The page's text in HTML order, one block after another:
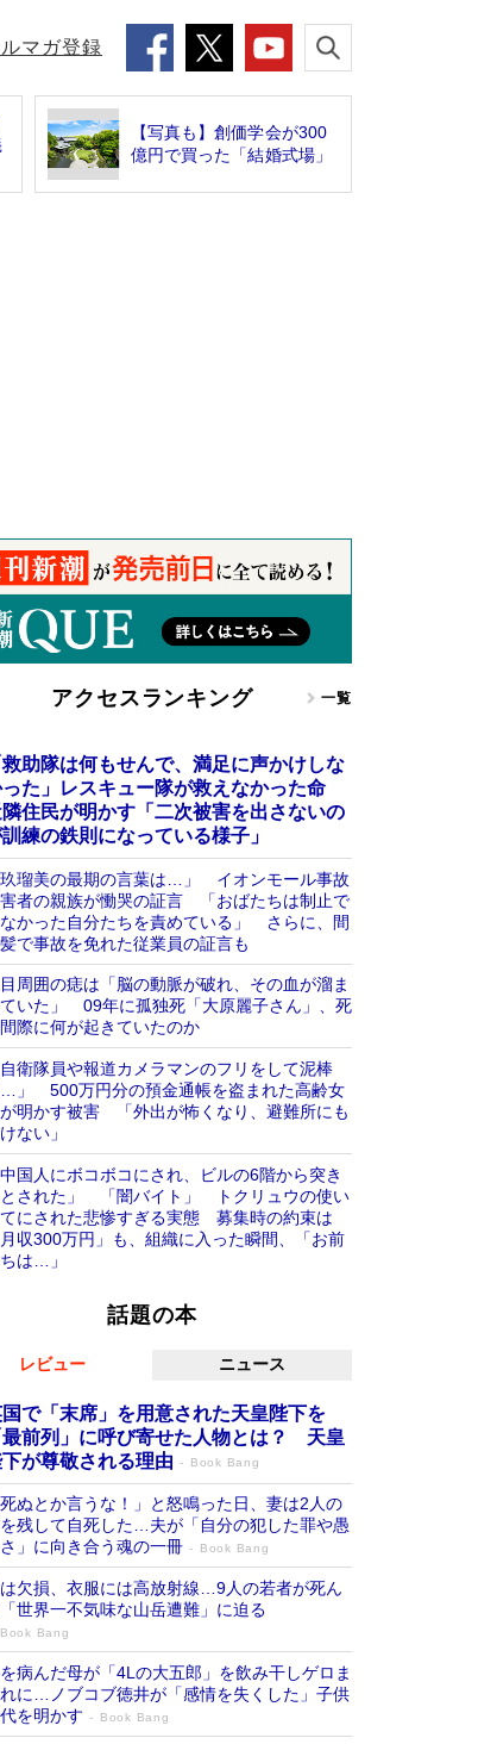
ルマガ登録
【写真も】創価学会が300
億円で買った「結婚式場」
アクセスランキング 一覧
救助隊は何もせんで、満足に声かけしな
た」レスキュー隊が救えなかった命
住民が明かす「二次被害を出さないの
練の鉄則になっている様子」
玖瑠美の最期の言葉は…」 イオンモール事故
者の親族が慟哭の証言 「おばたちは制止で
かった自分たちを責めている」 さらに、間
で事故を免れた従業員の証言も
周囲の痣は「脳の動脈が破れ、その血が溜ま
いた」 09年に孤独死「大原麗子さん」、死
際に何が起きていたのか
自衛隊員や報道カメラマンのフリをして泥棒
」 500万円分の預金通帳を盗まれた高齢女
明かす被害 「外出が怖くなり、避難所にも
ない」
中国人にボコボコにされ、ビルの6階から突き
された」 「闇バイト」 トクリュウの使い
にされた悲惨すぎる実態 募集時の約束は
月収300万円」も、組織に入った瞬間、「お前
は…」
話題の本
レビュー ニュース
で「末席」を用意された天皇陛下を
最前列」に呼び寄せた人物とは？ 天皇
下が尊敬される理由
Book Bang
死ぬとか言うな！」と怒鳴った日、妻は2人の
残して自死した…夫が「自分の犯した罪や愚
」に向き合う魂の一冊
Book Bang
欠損、衣服には高放射線…9人の若者が死ん
世界一不気味な山岳遭難」に迫る
Book Bang
病んだ母が「4Lの大五郎」を飲み干しゲロま
に…ノブコブ徳井が「感情を失くした」子供
を明かす
Book Bang